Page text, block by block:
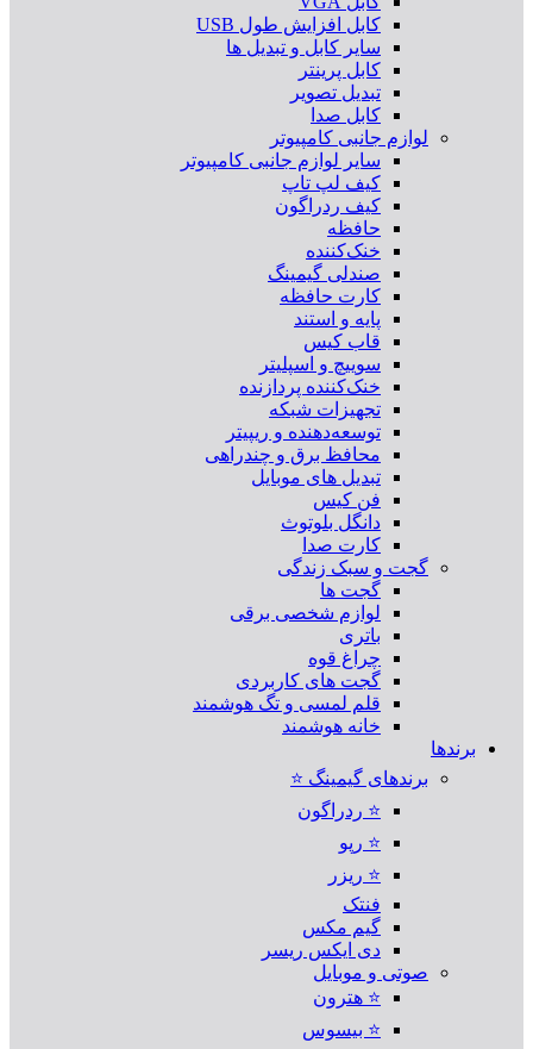
کابل افزایش طول USB
سایر کابل و تبدیل ها
کابل پرینتر
تبدیل تصویر
کابل صدا
لوازم جانبی کامپیوتر
سایر لوازم جانبی کامپیوتر
کیف لپ تاپ
کیف ردراگون
حافظه
خنک‌کننده
صندلی گیمینگ
کارت حافظه
پایه و استند
قاب کیس
سوییچ و اسپلیتر
خنک‌کننده پردازنده
تجهیزات شبکه
توسعه‌دهنده و ریپیتر
محافظ برق و چندراهی
تبدیل های موبایل
فن کیس
دانگل بلوتوث
کارت صدا
گجت و سبک زندگی
گجت ها
لوازم شخصی برقی
باتری
چراغ قوه
گجت های کاربردی
قلم لمسی و تگ هوشمند
خانه هوشمند
برندها
برندهای گیمینگ ⭐
⭐ ردراگون
⭐ رپو
⭐ ریزر
فنتک
گیم مکس
دی ایکس ریسر
صوتی و موبایل
⭐ هترون
⭐ بیسوس